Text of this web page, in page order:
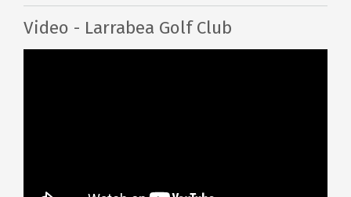
Video - Larrabea Golf Club